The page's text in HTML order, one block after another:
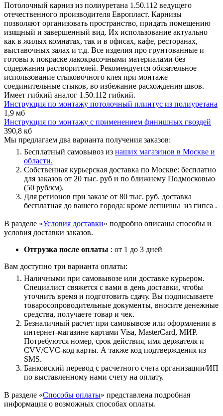
Потолочный карниз из полиуретана 1.50.112 ведущего
отечественного производителя Европласт. Карнизы
позволяют организовать пространство, придать помещению
изящный и завершенный вид. Их использование актуально
как в жилых комнатах, так и в офисах, кафе, ресторанах,
выставочных залах и т.д. Все изделия про грунтованные и
готовы к покраске лакокрасочными материалами без
содержания растворителей. Рекомендуется обязательное
использование стыковочного клея при монтаже
соединительные стыков, во избежание расхождения швов.
Имеет гибкий аналог 1.50.112 гибкий.
Инструкция по монтажу потолочный плинтус из полиуретана
1,9 мб
Инструкция по монтажу с применением финишных гвоздей
390,8 кб
Мы предлагаем два варианта получения заказов:
Бесплатный самовывоз из наших магазинов в Москве и
области.
Собственная курьерская доставка по Москве: бесплатно
для заказов от 20 тыс. руб и по ближнему Подмосковью
(50 руб/км).
Для регионов при заказе от 80 тыс. руб. доставка
бесплатная до вашего города: кроме лепнины из гипса .
В разделе «Условия доставки» подробно описаны способы и
условия доставки заказов.
Отгрузка после оплаты : от 1 до 3 дней
Вам доступно три варианта оплаты:
Наличными при самовывозе или доставке курьером.
Специалист свяжется с вами в день доставки, чтобы
уточнить время и подготовить сдачу. Вы подписываете
товаросопроводительные документы, вносите денежные
средства, получаете товар и чек.
Безналичный расчет при самовывозе или оформлении в
интернет-магазине картами Visa, MasterCard, МИР.
Потребуются номер, срок действия, имя держателя и
CVV/CVC-код карты. А также код подтверждения из
SMS.
Банковский перевод с расчетного счета организации/ИП
по выставленному нами счету на оплату.
В разделе «Способы оплаты» представлена подробная
информация о возможных способах оплаты.